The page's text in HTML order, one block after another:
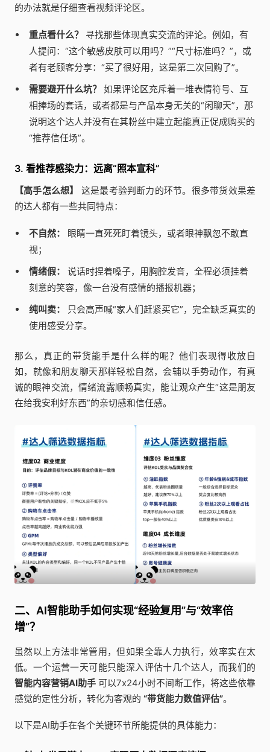
的办法就是仔细查看视频评论区。
重点看什么？
寻找那些体现真实交流的评论。例如，有
人提问：“这个敏感皮肤可以用吗？”“尺寸标准吗？”，或
者有老顾客分享：“买了很好用，这是第二次回购了”。
需要避开什么坑？ 如果评论区充斥着一堆表情符号、互
相捧场的套话，或者都是与产品本身无关的“闲聊天”，那
说明这个达人并没有在其粉丝中建立起能真正促成购买的
“推荐信任场”。
3. 看推荐感染力：远离“照本宣科”
【高手怎么想】
这是最考验判断力的环节。很多带货效果差
的达人都有一些共同特点：
不自然：
眼睛一直死死盯着镜头，或者眼神飘忽不敢直
视；
情绪假：
说话时捏着嗓子，用胸腔发音，全程必须挂着
刻意的笑容，像一台没有感情的播报机器；
纯叫卖：
只会高声喊“家人们赶紧买它”，完全缺乏真实的
使用感受分享。
那么，真正的带货能手是什么样的呢？他们表现得收放自
如，就像和朋友聊天那样轻松自然，会辅以手势动作，有真
诚的眼神交流，情绪流露顺畅真实，能让观众产生“这是朋友
在给我安利好东西”的亲切感和信任感。
二、AI智能助手如何实现“经验复用”与“效率倍
增”？
虽然以上方法非常管用，但如果全靠人力执行，效率实在太
低。一个运营一天可能只能深入评估十几个达人，而我们的
智能内容营销AI助手 可以7x24小时不间断工作，将这些依靠
感觉的定性分析，转化为客观的 “带货能力数值评估”。
以下是AI助手在各个关键环节所能提供的具体能力：